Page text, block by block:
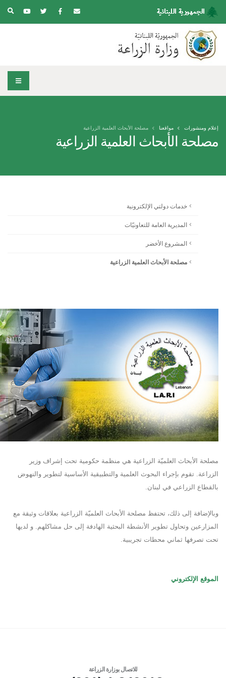
مصلحة الأبحاث العلمية الزراعية
إعلام ومنشورات مواقعنا مصلحة الأبحاث العلمية الزراعية
خدمات دولتي الإلكترونية
المديرية العامة للتعاونيّات
المشروع الأخضر
مصلحة الأبحاث العلمية الزراعية
مصلحة الأبحاث العلميّة الزراعية هي منظمة حكومية تحت إشراف وزير
الزراعة. تقوم بإجراء البحوث العلمية والتطبيقية الأساسية لتطوير والنهوض
بالقطاع الزراعي في لبنان.
وبالإضافة إلى ذلك، تحتفظ مصلحة الأبحاث العلميّة الزراعية بعلاقات وثيقة مع
المزارعين وتحاول تطوير الأنشطة البحثية الهادفة إلى حل مشاكلهم. و لديها
تحت تصرفها ثماني محطات تجريبية.
الموقع الإلكتروني
للاتصال بوزارة الزراعة